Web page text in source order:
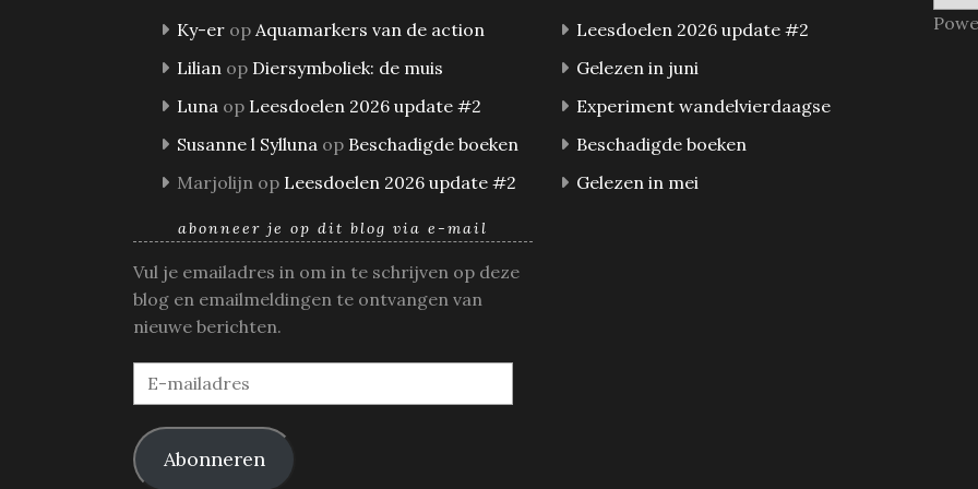
Ky-er op Aquamarkers van de action
Lilian op Diersymboliek: de muis
Luna op Leesdoelen 2026 update #2
Susanne l Sylluna op Beschadigde boeken
Marjolijn op Leesdoelen 2026 update #2
Leesdoelen 2026 update #2
Gelezen in juni
Experiment wandelvierdaagse
Beschadigde boeken
Gelezen in mei
abonneer je op dit blog via e-mail
Vul je emailadres in om in te schrijven op deze
blog en emailmeldingen te ontvangen van
nieuwe berichten.
E-
mailadres
Abonneren